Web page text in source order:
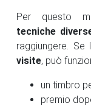
Per questo
tecniche
raggiungere. Se
visite, può
un timbro
premio